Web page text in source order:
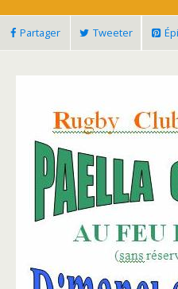
Partager Tweeter